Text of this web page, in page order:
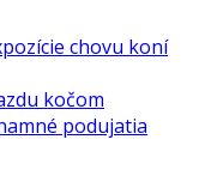
chovu koní
kočom
podujatia